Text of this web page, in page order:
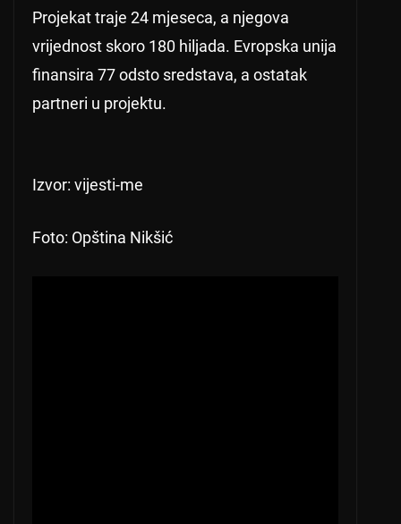
Projekat traje 24 mjeseca, a njegova
vrijednost skoro 180 hiljada. Evropska unija
finansira 77 odsto sredstava, a ostatak
partneri u projektu.
Izvor: vijesti-me
Foto: Opština Nikšić